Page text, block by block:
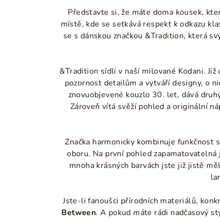
Představte si, že máte doma kousek,
místě, kde se setkává respekt k odkazu
se s dánskou značkou &Tradition, která
&Tradition sídlí v naší milované Kodani.
pozornost detailům a vytváří designy, o
znovuobjevené kouzlo 30. let, dává
Zároveň vítá svěží pohled a originální
Značka harmonicky kombinuje
oboru. Na první pohled
mnoha krásných barvách jste již jistě
Jste-li fanoušci přírodních materiálů,
Between. A pokud máte rádi nadčasový